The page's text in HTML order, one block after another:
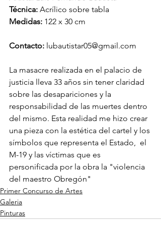
Técnica: Acrílico sobre tabla
Medidas: 122 x 30 cm
Contacto: lubautistar05@gmail.com
La masacre realizada en el palacio de
justicia lleva 33 años sin tener claridad
sobre las desapariciones y la
responsabilidad de las muertes dentro
del mismo. Esta realidad me hizo crear
una pieza con la estética del cartel y los
símbolos que representa el Estado,  el
M-19 y las víctimas que es
personificada por la obra la "violencia
del maestro Obregón"
Primer Concurso de Artes
Galeria
Pinturas